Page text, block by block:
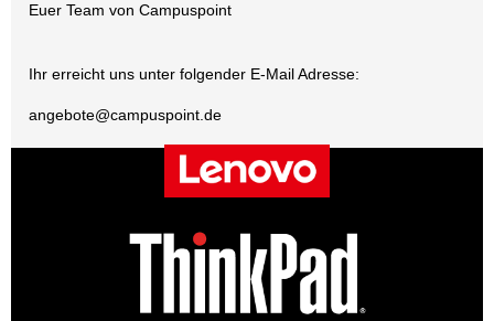
Euer Team von Campuspoint
Ihr erreicht uns unter folgender E-Mail Adresse:
angebote@campuspoint.de